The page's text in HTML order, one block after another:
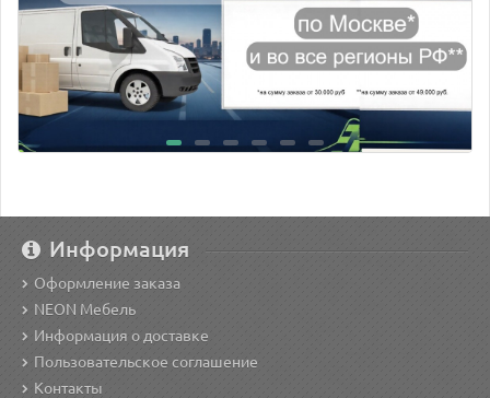
Информация
Оформление заказа
NEON Мебель
Информация о доставке
Пользовательское соглашение
Контакты